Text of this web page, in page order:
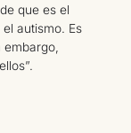
que es el
autismo. Es
embargo,